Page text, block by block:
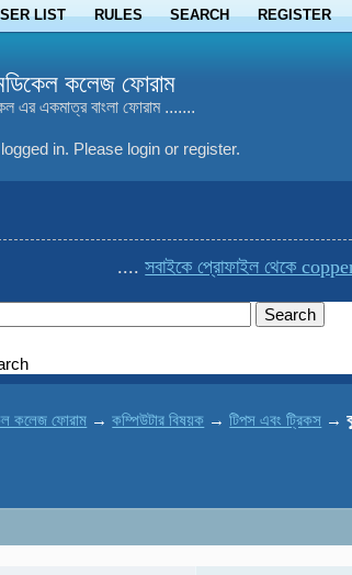
LIST RULES SEARCH REGISTER
কলেজ ফোরাম
এর একমাত্র বাংলা ফোরাম .......
in. Please login or register.
....সবাইকে প্রোফাইল থেকে
কলেজ ফোরাম →কম্পিউটার বিষয়ক →টিপস এবং ট্রিকস →